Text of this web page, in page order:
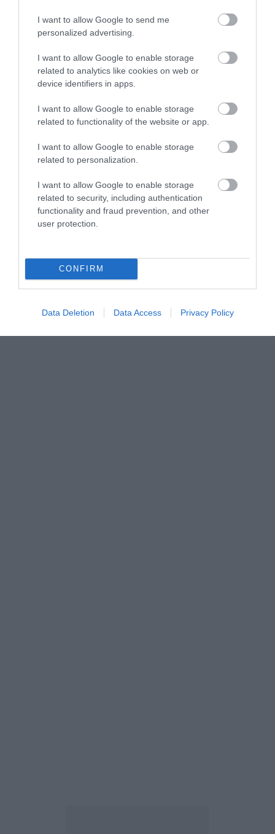
I want to allow Google to send me
personalized advertising.
I want to allow Google to enable storage
related to analytics like cookies on web or
device identifiers in apps.
I want to allow Google to enable storage
related to functionality of the website or app.
I want to allow Google to enable storage
related to personalization.
I want to allow Google to enable storage
related to security, including authentication
functionality and fraud prevention, and other
user protection.
CONFIRM
Data Deletion Data Access Privacy Policy